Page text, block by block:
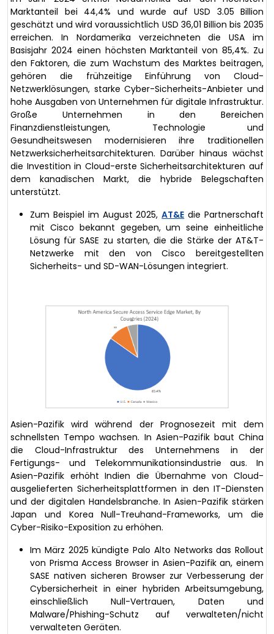
Marktanteil bei 44,4% und wurde auf USD 3.05 Billion
geschätzt und wird voraussichtlich USD 36,01 Billion bis 2035
erreichen. In Nordamerika verzeichneten die USA im
Basisjahr 2024 einen höchsten Marktanteil von 85,4%. Zu
den Faktoren, die zum Wachstum des Marktes beitragen,
gehören die frühzeitige Einführung von Cloud-
Netzwerklösungen, starke Cyber-Sicherheits-Anbieter und
hohe Ausgaben von Unternehmen für digitale Infrastruktur.
Große Unternehmen in den Bereichen
Finanzdienstleistungen, Technologie und
Gesundheitswesen modernisieren ihre traditionellen
Netzwerksicherheitsarchitekturen. Darüber hinaus wächst
die Investition in Cloud-erste Sicherheitsarchitekturen auf
dem kanadischen Markt, die hybride Belegschaften
unterstützt.
Zum Beispiel im August 2025,AT&E die Partnerschaft
mit Cisco bekannt gegeben, um seine einheitliche
Lösung für SASE zu starten, die die Stärke der AT&T-
Netzwerke mit den von Cisco bereitgestellten
Sicherheits- und SD-WAN-Lösungen integriert.
Asien-Pazifik wird während der Prognosezeit mit dem
schnellsten Tempo wachsen. In Asien-Pazifik baut China
die Cloud-Infrastruktur des Unternehmens in der
Fertigungs- und Telekommunikationsindustrie aus. In
Asien-Pazifik erhöht Indien die Übernahme von Cloud-
ausgelieferten Sicherheitsplattformen in den IT-Diensten
und der digitalen Handelsbranche. In Asien-Pazifik stärken
Japan und Korea Null-Treuhand-Frameworks, um die
Cyber-Risiko-Exposition zu erhöhen.
Im März 2025 kündigte Palo Alto Networks das Rollout
von Prisma Access Browser in Asien-Pazifik an, einem
SASE nativen sicheren Browser zur Verbesserung der
Cybersicherheit in einer hybriden Arbeitsumgebung,
einschließlich Null-Vertrauen, Daten und
Malware/Phishing-Schutz auf verwalteten/nicht
verwalteten Geräten.